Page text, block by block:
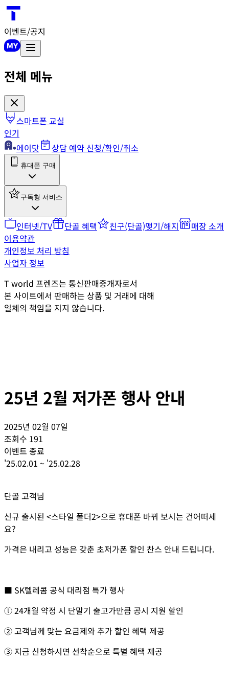
이벤트/공지
전체 메뉴
스마트폰 교실
인기
에이닷
상담 예약 신청/확인/취소
휴대폰 구매
구독형 서비스
인터넷/TV 단골 혜택 친구(단골)맺기/해지
매장 소개
이용약관
개인정보 처리 방침
사업자 정보
T world 프렌즈는 통신판매중개자로서
본 사이트에서 판매하는 상품 및 거래에 대해
일체의 책임을 지지 않습니다.
25년 2월 저가폰 행사 안내
2025년 02월 07일
조회수 191
이벤트 종료
'25.02.01 ~ '25.02.28
단골 고객님
신규 출시된 <스타일 폴더2>으로 휴대폰 바꿔 보시는 건어떠세
요?
가격은 내리고 성능은 갖춘 초저가폰 할인 찬스 안내 드립니다.
■ SK텔레콤 공식 대리점 특가 행사
ⓛ 24개월 약정 시 단말기 출고가만큼 공시 지원 할인
② 고객님께 맞는 요금제와 추가 할인 혜택 제공
③ 지금 신청하시면 선착순으로 특별 혜택 제공